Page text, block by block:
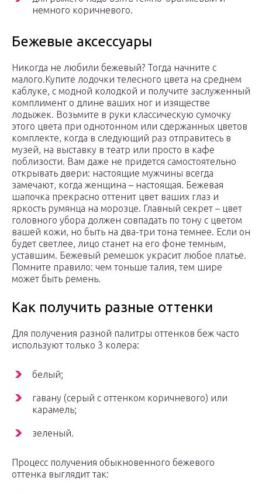
немного коричневого.
Бежевые аксессуары
Никогда не любили бежевый? Тогда начните с
малого.Купите лодочки телесного цвета на среднем
каблуке, с модной колодкой и получите заслуженный
комплимент о длине ваших ног и изяществе
лодыжек. Возьмите в руки классическую сумочку
этого цвета при однотонном или сдержанных цветов
комплекте, когда в следующий раз отправитесь в
музей, на выставку в театр или просто в кафе
поблизости. Вам даже не придется самостоятельно
открывать двери: настоящие мужчины всегда
замечают, когда женщина – настоящая. Бежевая
шапочка прекрасно оттенит цвет ваших глаз и
яркость румянца на морозце. Главный секрет – цвет
головного убора должен совпадать по тону с цветом
вашей кожи, но быть на два-три тона темнее. Если он
будет светлее, лицо станет на его фоне темным,
уставшим. Бежевый ремешок украсит любое платье.
Помните правило: чем тоньше талия, тем шире
может быть ремень.
Как получить разные оттенки
Для получения разной палитры оттенков беж часто
используют только 3 колера:
белый;
гавану (серый с оттенком коричневого) или
карамель;
зеленый.
Процесс получения обыкновенного бежевого
оттенка выглядит так: